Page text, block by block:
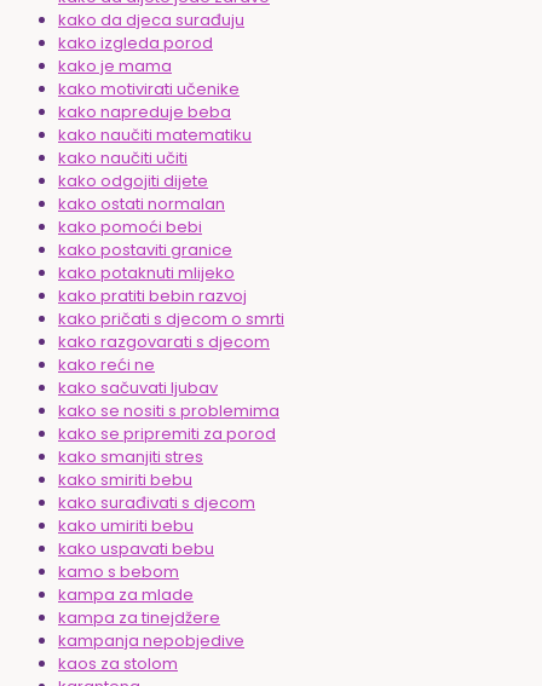
kako da djeca surađuju
kako izgleda porod
kako je mama
kako motivirati učenike
kako napreduje beba
kako naučiti matematiku
kako naučiti učiti
kako odgojiti dijete
kako ostati normalan
kako pomoći bebi
kako postaviti granice
kako potaknuti mlijeko
kako pratiti bebin razvoj
kako pričati s djecom o smrti
kako razgovarati s djecom
kako reći ne
kako sačuvati ljubav
kako se nositi s problemima
kako se pripremiti za porod
kako smanjiti stres
kako smiriti bebu
kako surađivati s djecom
kako umiriti bebu
kako uspavati bebu
kamo s bebom
kampa za mlade
kampa za tinejdžere
kampanja nepobjedive
kaos za stolom